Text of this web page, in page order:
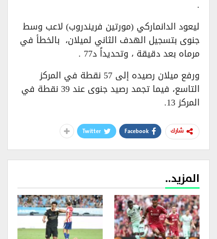
ليعود الدانماركي (مورتين فريندروب) لاعب وسط
جنوى بتسجيل الهدف الثاني لميلان، بالخطأ في
مرماه بعد دقيقة ، وتحديداً د77 .
ورفع ميلان رصيده إلى 57 نقطة في المركز
التاسع، فيما تجمد رصيد جنوى عند 39 نقطة في
المركز 13.
شارك Facebook
Twitter
المزيد..